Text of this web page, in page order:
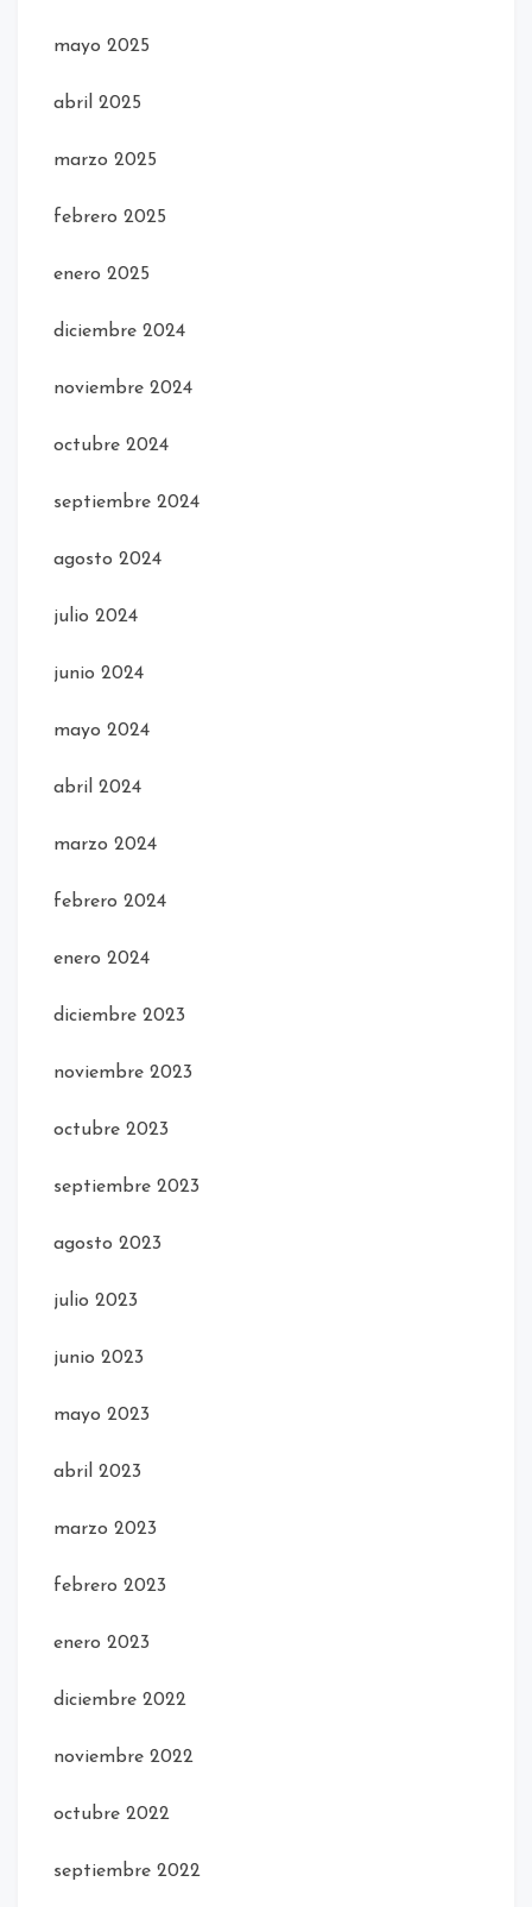
mayo 2025
abril 2025
marzo 2025
febrero 2025
enero 2025
diciembre 2024
noviembre 2024
octubre 2024
septiembre 2024
agosto 2024
julio 2024
junio 2024
mayo 2024
abril 2024
marzo 2024
febrero 2024
enero 2024
diciembre 2023
noviembre 2023
octubre 2023
septiembre 2023
agosto 2023
julio 2023
junio 2023
mayo 2023
abril 2023
marzo 2023
febrero 2023
enero 2023
diciembre 2022
noviembre 2022
octubre 2022
septiembre 2022